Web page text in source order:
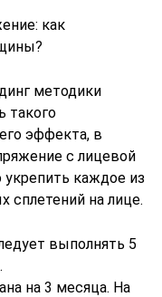
как
методики
такого
эффекта, в
с лицевой
укрепить каждое из
на лице.
выполнять 5
на 3 месяца. На